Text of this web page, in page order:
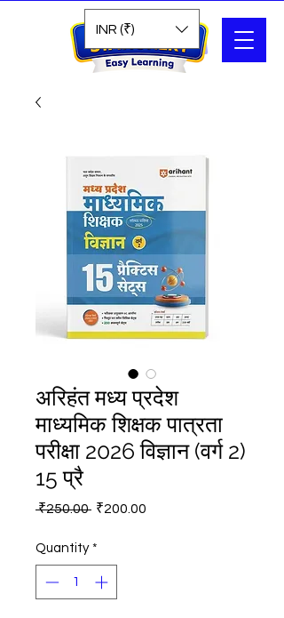
Search
INR (₹)
अरिहंत मध्य प्रदेश
माध्यमिक शिक्षक पात्रता
परीक्षा 2026 विज्ञान (वर्ग 2)
15 प्रै
₹250.00 Regular
₹200.00
Quantity *